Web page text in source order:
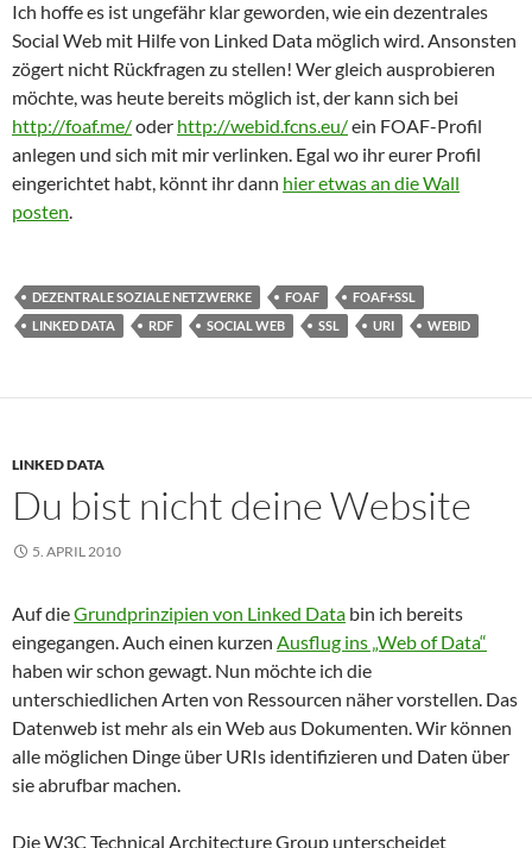
Ich hoffe es ist ungefähr klar geworden, wie ein dezentrales
Social Web mit Hilfe von Linked Data möglich wird. Ansonsten
zögert nicht Rückfragen zu stellen! Wer gleich ausprobieren
möchte, was heute bereits möglich ist, der kann sich bei
http://foaf.me/oder http://webid.fcns.eu/ein FOAF-Profil
anlegen und sich mit mir verlinken. Egal wo ihr eurer Profil
eingerichtet habt, könnt ihr dann hier etwas an die Wall
posten.
DEZENTRALE SOZIALE NETZWERKE FOAF
FOAF+SSL
LINKED DATA
RDF SOCIAL WEB SSL URI WEBID
LINKED DATA
Du bist nicht deine Website
5. APRIL 2010
Auf dieGrundprinzipien von Linked Data bin ich bereits
eingegangen. Auch einen kurzen Ausflug ins „Web of Data“
haben wir schon gewagt. Nun möchte ich die
unterschiedlichen Arten von Ressourcen näher vorstellen. Das
Datenweb ist mehr als ein Web aus Dokumenten. Wir können
alle möglichen Dinge über URIs identifizieren und Daten über
sie abrufbar machen.
Die W3C Technical Architecture Group unterscheidet